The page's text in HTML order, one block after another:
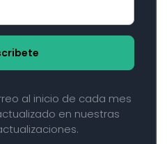
al inicio de cada mes
en nuestras